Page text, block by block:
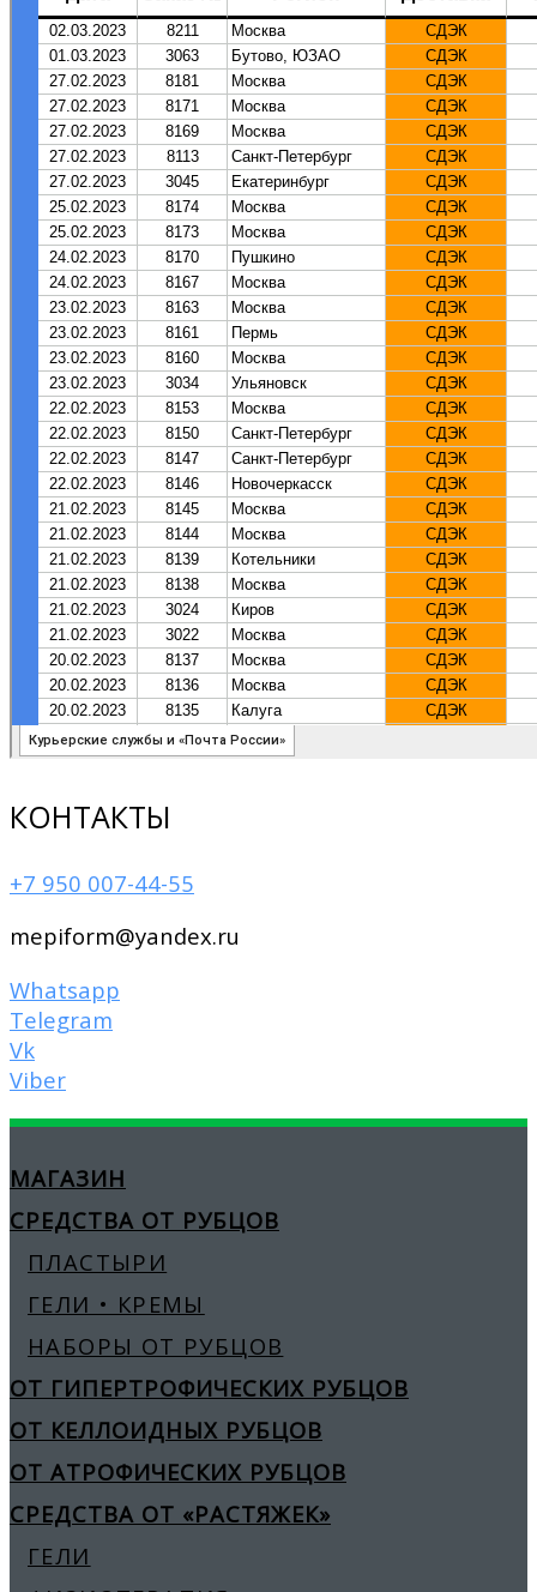
КОНТАКТЫ
+7 950 007-44-55
mepiform@yandex.ru
Whatsapp
Telegram
Vk
Viber
МАГАЗИН
СРЕДСТВА ОТ РУБЦОВ
ПЛАСТЫРИ
ГЕЛИ • КРЕМЫ
НАБОРЫ ОТ РУБЦОВ
ОТ ГИПЕРТРОФИЧЕСКИХ РУБЦОВ
ОТ КЕЛЛОИДНЫХ РУБЦОВ
ОТ АТРОФИЧЕСКИХ РУБЦОВ
СРЕДСТВА ОТ «РАСТЯЖЕК»
ГЕЛИ